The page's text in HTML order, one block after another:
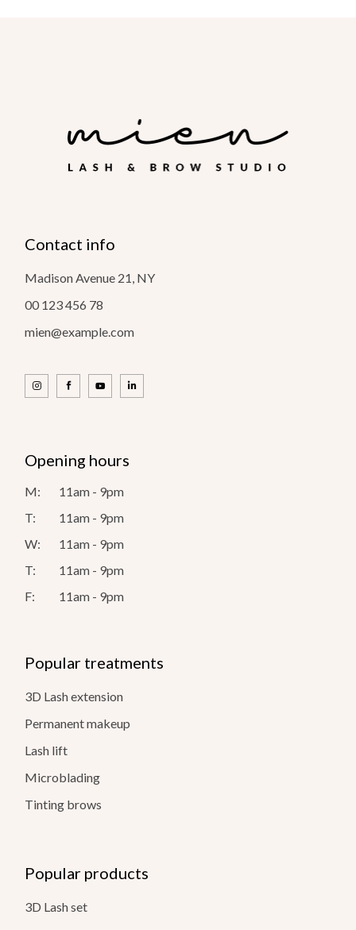
Contact info
Madison Avenue 21, NY
00 123 456 78
mien@example.com
Opening hours
M:
11am - 9pm
T:
11am - 9pm
W:
11am - 9pm
T:
11am - 9pm
F:
11am - 9pm
Popular treatments
3D Lash extension
Permanent makeup
Lash lift
Microblading
Tinting brows
Popular products
3D Lash set